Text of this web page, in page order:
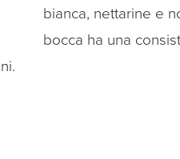
bianca, nettarine e
bocca ha una